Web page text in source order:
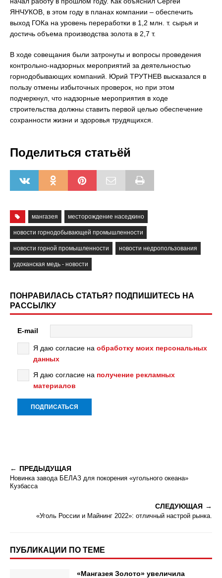
ЯНЧУКОВ, в этом году в планах компании – обеспечить
выход ГОКа на уровень переработки в 1,2 млн. т. сырья и
достичь объема производства золота в 2,7 т.
В ходе совещания были затронуты и вопросы проведения
контрольно-надзорных мероприятий за деятельностью
горнодобывающих компаний. Юрий ТРУТНЕВ высказался в
пользу отмены избыточных проверок, но при этом
подчеркнул, что надзорные мероприятия в ходе
строительства должны ставить первой целью обеспечение
сохранности жизни и здоровья трудящихся.
Поделиться статьёй
мангазея месторождение наседкино
новости горнодобывающей промышленности
новости горной промышленности новости недропользования
удоканская медь - новости
ПОНРАВИЛАСЬ СТАТЬЯ? ПОДПИШИТЕСЬ НА
РАССЫЛКУ
E-mail
Я даю согласие на обработку моих персональных
данных
Я даю согласие на получение рекламных
материалов
ПРЕДЫДУЩАЯ
Новинка завода БЕЛАЗ для покорения «угольного океана»
Кузбасса
СЛЕДУЮЩАЯ
«Уголь России и Майнинг 2022»: отличный настрой рынка.
ПУБЛИКАЦИИ ПО ТЕМЕ
«Мангазея Золото» увеличила